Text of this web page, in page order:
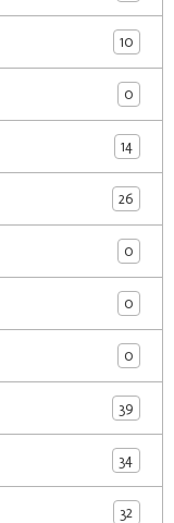
10
0
14
26
0
0
0
39
34
32